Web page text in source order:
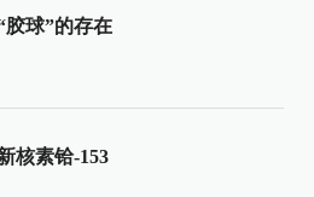
胶球”的存在
核素铪-153